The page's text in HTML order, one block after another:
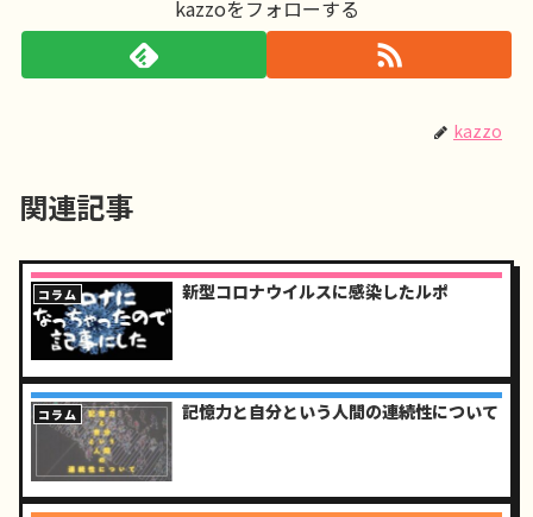
kazzoをフォローする
kazzo
関連記事
コラム 新型コロナウイルスに感染したルポ
コラム 記憶力と自分という人間の連続性について